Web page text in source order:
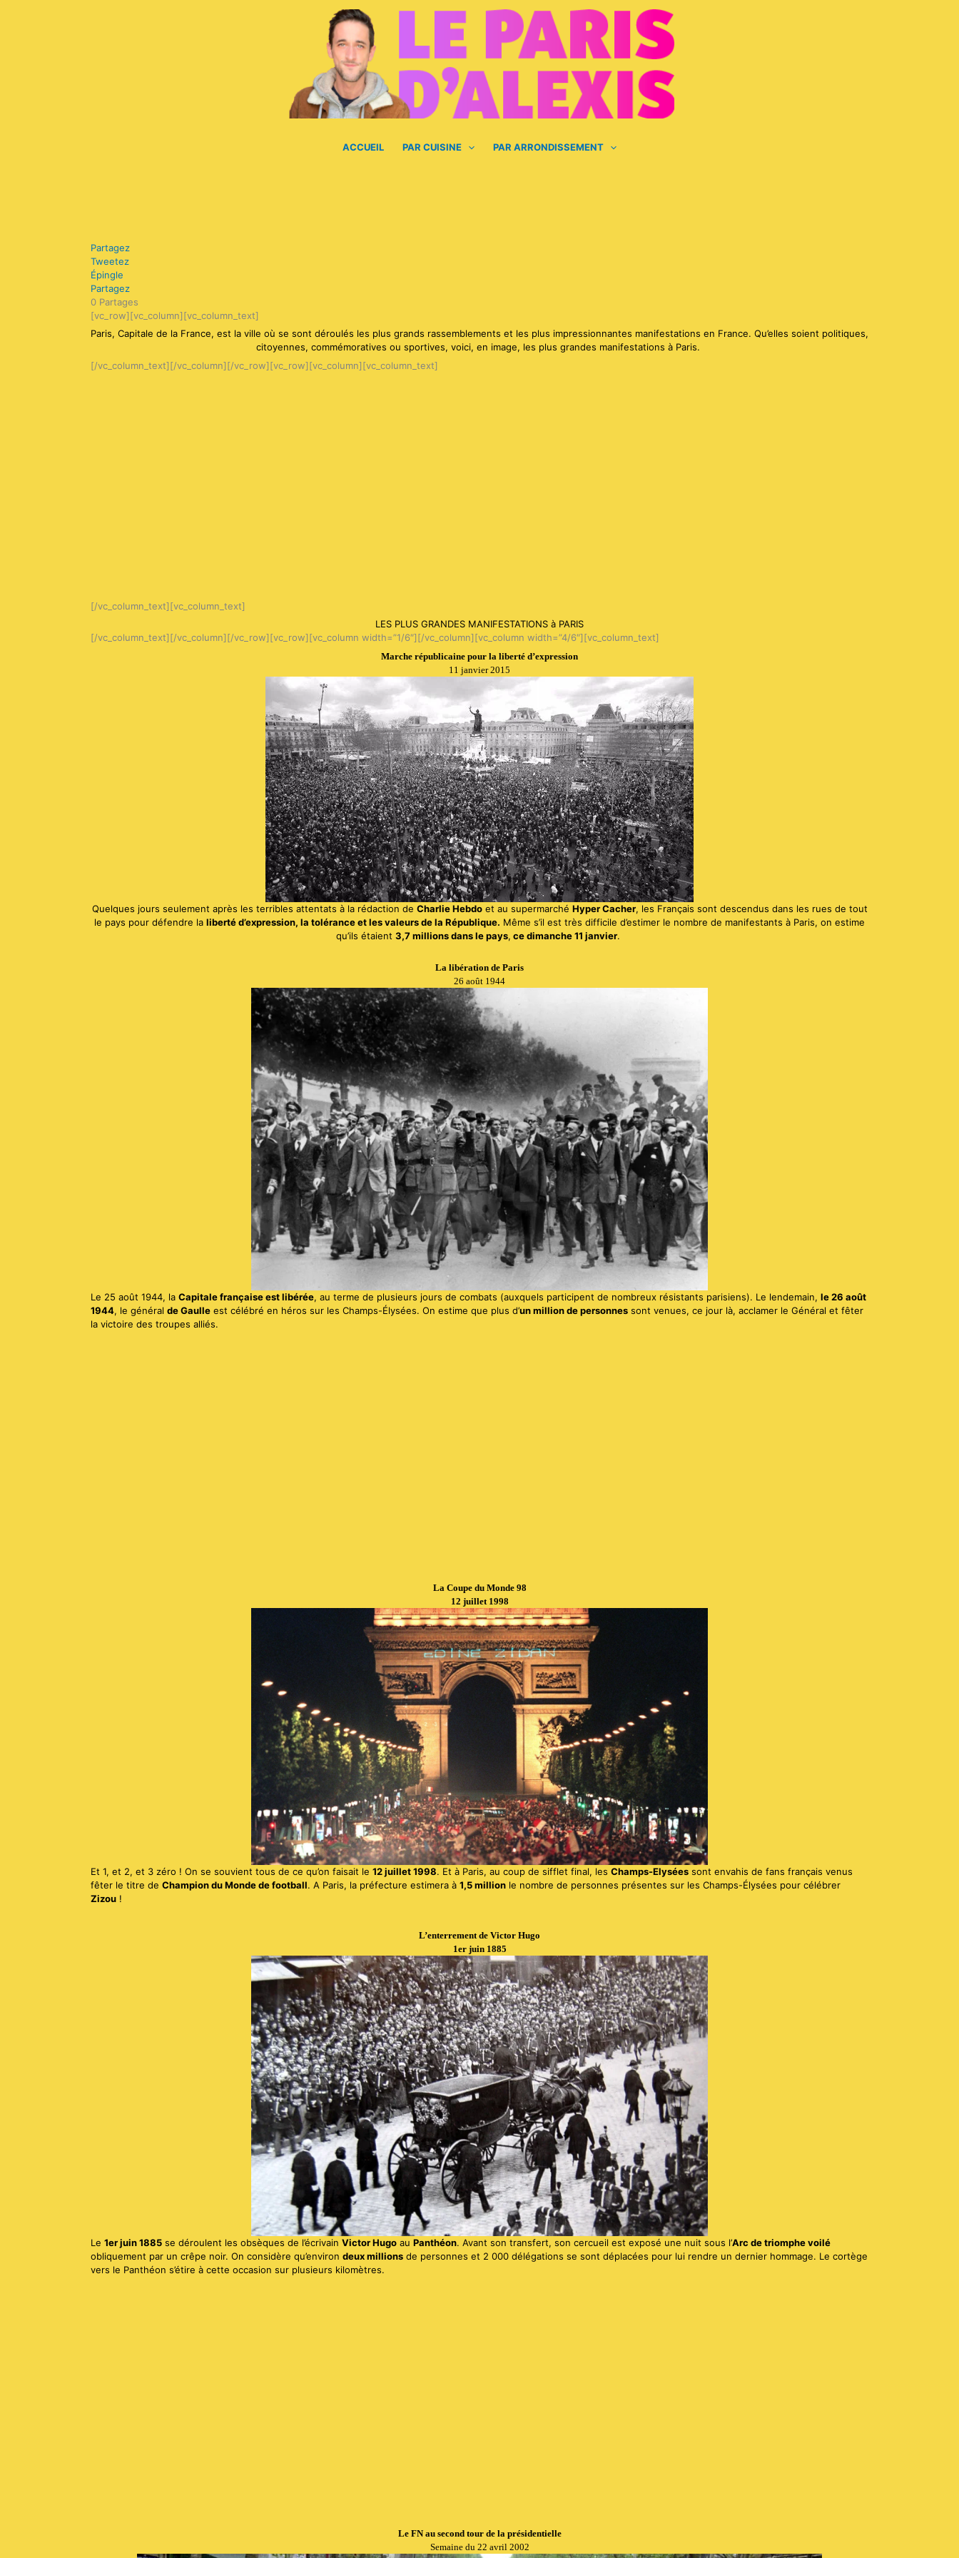
ACCUEIL PAR CUISINE PAR ARRONDISSEMENT
Partagez
Tweetez
Épingle
Partagez
0 Partages
[vc_row][vc_column][vc_column_text]
Paris, Capitale de la France, est la ville où se sont déroulés les plus grands rassemblements et les plus impressionnantes manifestations en France. Qu’elles soient politiques,
citoyennes, commémoratives ou sportives, voici, en image, les plus grandes manifestations à Paris.
[/vc_column_text][/vc_column][/vc_row][vc_row][vc_column][vc_column_text]
[/vc_column_text][vc_column_text]
LES PLUS GRANDES MANIFESTATIONS à PARIS
[/vc_column_text][/vc_column][/vc_row][vc_row][vc_column width=”1/6″][/vc_column][vc_column width=”4/6″][vc_column_text]
Marche républicaine pour la liberté d’expression
11 janvier 2015
Quelques jours seulement après les terribles attentats à la rédaction de Charlie Hebdoet au supermarché Hyper Cacher, les Français sont descendus dans les rues de tout
le pays pour défendre la liberté d’expression, la tolérance et les valeurs de la République. Même s’il est très difficile d’estimer le nombre de manifestants à Paris, on estime
qu’ils étaient 3,7 millions dans le pays, ce dimanche 11 janvier.
La libération de Paris
26 août 1944
Le 25 août 1944, la Capitale française est libérée, au terme de plusieurs jours de combats (auxquels participent de nombreux résistants parisiens). Le lendemain, le 26 août
1944, le général de Gaulle est célébré en héros sur les Champs-Élysées. On estime que plus d’un million de personnes sont venues, ce jour là, acclamer le Général et fêter
la victoire des troupes alliés.
La Coupe du Monde 98
12 juillet 1998
Et 1, et 2, et 3 zéro ! On se souvient tous de ce qu’on faisait le 12 juillet 1998. Et à Paris, au coup de sifflet final, les Champs-Elysées sont envahis de fans français venus
fêter le titre de Champion du Monde de football. A Paris, la préfecture estimera à 1,5 million le nombre de personnes présentes sur les Champs-Élysées pour célébrer
Zizou !
L’enterrement de Victor Hugo
1er juin 1885
Le 1er juin 1885 se déroulent les obsèques de l’écrivain Victor Hugo au Panthéon. Avant son transfert, son cercueil est exposé une nuit sous l’Arc de triomphe voilé
obliquement par un crêpe noir. On considère qu’environ deux millions de personnes et 2 000 délégations se sont déplacées pour lui rendre un dernier hommage. Le cortège
vers le Panthéon s’étire à cette occasion sur plusieurs kilomètres.
Le FN au second tour de la présidentielle
Semaine du 22 avril 2002